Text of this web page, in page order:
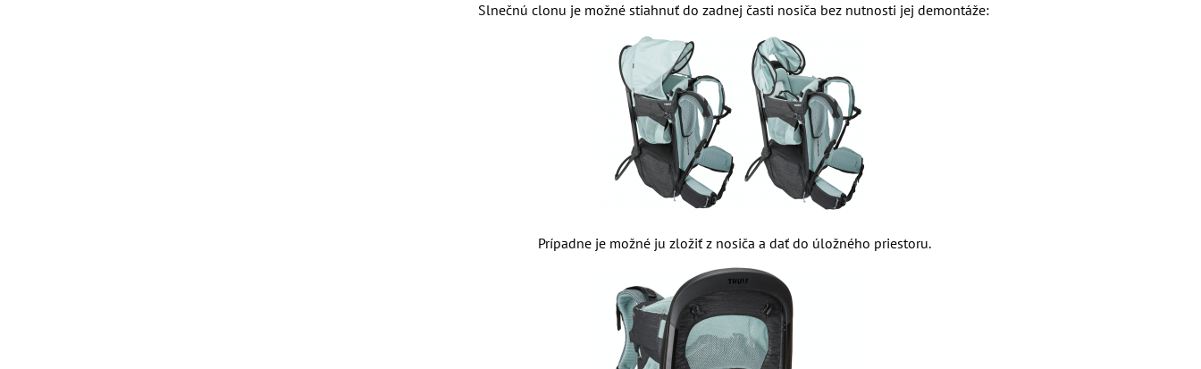
Slnečnú clonu je možné stiahnuť do zadnej časti nosiča bez nutnosti jej demontáže:
Prípadne je možné ju zložiť z nosiča a dať do úložného priestoru.